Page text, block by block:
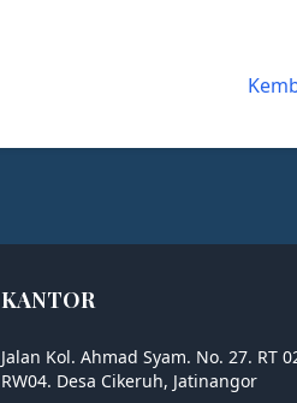
KANTOR
Jalan Kol. Ahmad Syam. No. 27. RT
RW04. Desa Cikeruh, Jatinangor